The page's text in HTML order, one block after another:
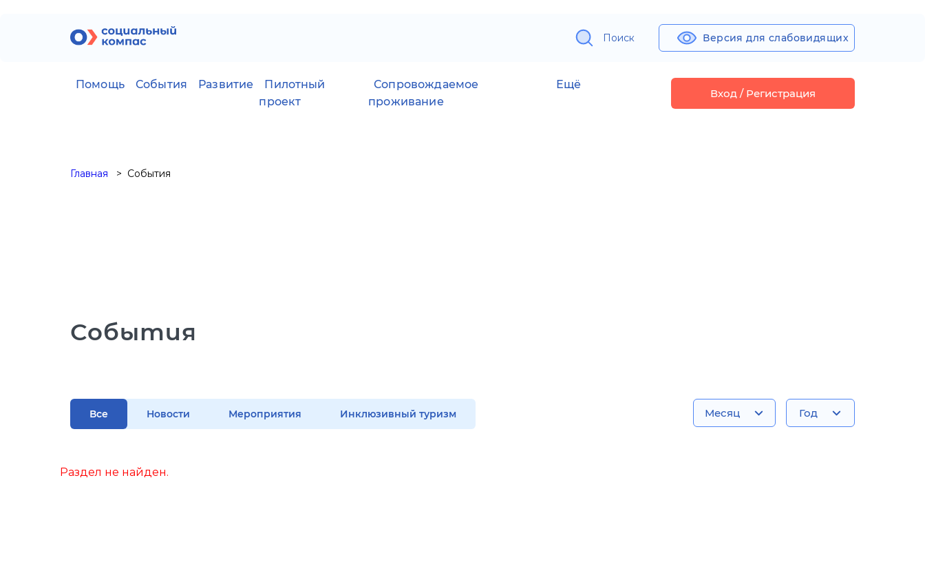
Поиск Версия для слабовидящих
Помощь События Развитие
Пилотный
проект
Сопровождаемое
проживание
Ещё
Вход / Регистрация
Главная События
События
Все Новости Мероприятия Инклюзивный туризм Месяц Год
Раздел не найден.